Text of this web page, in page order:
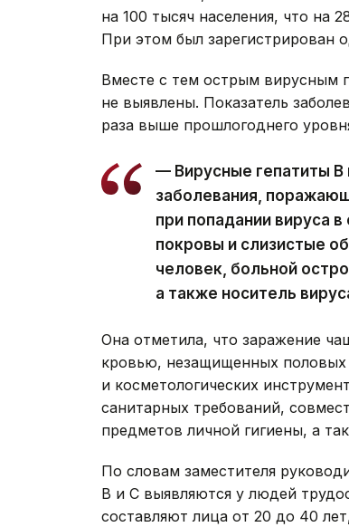
на 100 тысяч населения, что на
При этом был зарегистрирован
Вместе с тем острым вирусным
не выявлены. Показатель
раза выше прошлогоднего
— Вирусные гепатиты
заболевания,
при попадании вируса
покровы и слизистые
человек, больной
а также носитель
Она отметила, что заражение
кровью, незащищенных половых
и косметологических
санитарных требований,
предметов личной гигиены, а
По словам заместителя
В и С выявляются у людей
составляют лица от 20 до 40